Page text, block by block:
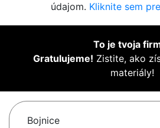
údajom. Kliknite sem
To je tvoja
Gratulujeme! Zistite, ako
materiály!
Bojnice